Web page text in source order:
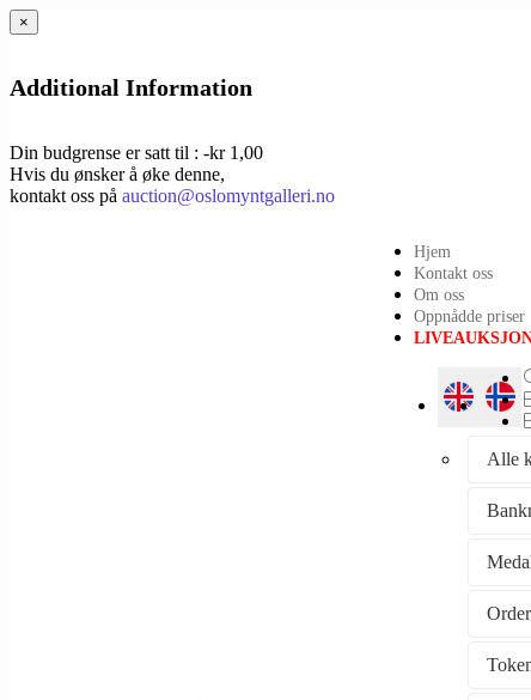
×
Additional Information
Din budgrense er satt til : -kr 1,00
Hvis du ønsker å øke denne,
kontakt oss på auction@oslomyntgalleri.no
Hjem
Kontakt oss
Om oss
Oppnådde priser
Alle